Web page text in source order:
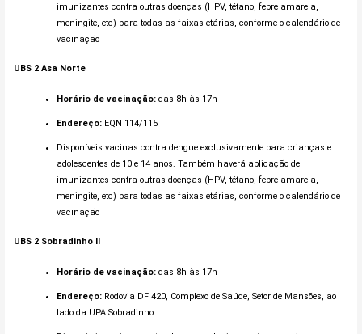
imunizantes contra outras doenças (HPV, tétano, febre amarela,
meningite, etc) para todas as faixas etárias, conforme o calendário de
vacinação
UBS 2 Asa Norte
Horário de vacinação:das 8h às 17h
Endereço:EQN 114/115
Disponíveis vacinas contra dengue exclusivamente para crianças e
adolescentes de 10 e 14 anos. Também haverá aplicação de
imunizantes contra outras doenças (HPV, tétano, febre amarela,
meningite, etc) para todas as faixas etárias, conforme o calendário de
vacinação
UBS 2 SobradinhoII
Horário de vacinação: das 8h às 17h
Endereço:Rodovia DF 420, Complexo de Saúde, Setor de Mansões, ao
lado da UPA Sobradinho